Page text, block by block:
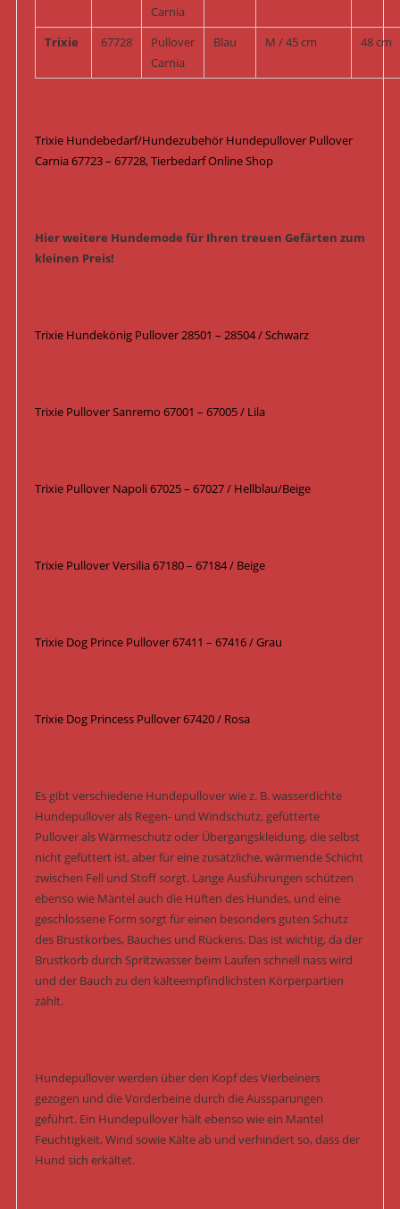
Carnia
Trixie
67728
Pullover
Carnia
Blau M / 45 cm 48 cm
Trixie Hundebedarf/Hundezubehör Hundepullover Pullover
Carnia 67723 – 67728, Tierbedarf Online Shop
Hier weitere Hundemode für Ihren treuen Gefärten zum
kleinen Preis!
Trixie Hundekönig Pullover 28501 – 28504 / Schwarz
Trixie Pullover Sanremo 67001 – 67005 / Lila
Trixie Pullover Napoli 67025 – 67027 / Hellblau/Beige
Trixie Pullover Versilia 67180 – 67184 / Beige
Trixie Dog Prince Pullover 67411 – 67416 / Grau
Trixie Dog Princess Pullover 67420 / Rosa
Es gibt verschiedene Hundepullover wie z. B. wasserdichte
Hundepullover als Regen- und Windschutz, gefütterte
Pullover als Wärmeschutz oder Übergangskleidung, die selbst
nicht gefüttert ist, aber für eine zusätzliche, wärmende Schicht
zwischen Fell und Stoff sorgt. Lange Ausführungen schützen
ebenso wie Mäntel auch die Hüften des Hundes, und eine
geschlossene Form sorgt für einen besonders guten Schutz
des Brustkorbes, Bauches und Rückens. Das ist wichtig, da der
Brustkorb durch Spritzwasser beim Laufen schnell nass wird
und der Bauch zu den kälteempfindlichsten Körperpartien
zählt.
Hundepullover werden über den Kopf des Vierbeiners
gezogen und die Vorderbeine durch die Aussparungen
geführt. Ein Hundepullover hält ebenso wie ein Mantel
Feuchtigkeit, Wind sowie Kälte ab und verhindert so, dass der
Hund sich erkältet.